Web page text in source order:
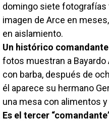
domingo siete fotografías
imagen de Arce en
en aislamiento.
Un histórico
fotos muestran a
con barba, después de
él aparece su hermano
una mesa con alimentos
Es el tercer